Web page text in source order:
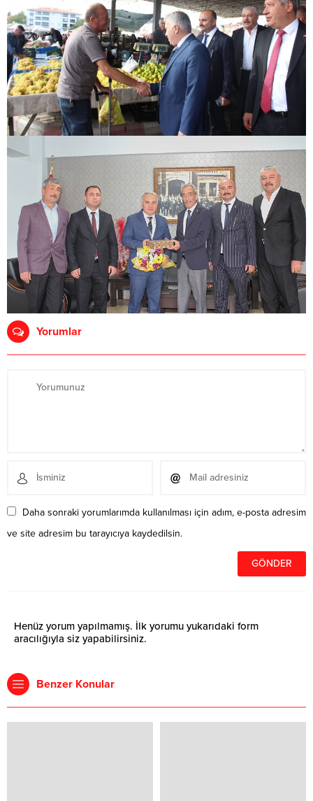
Yorumlar
Daha sonraki yorumlarımda kullanılması için adım, e-posta adresim
ve site adresim bu tarayıcıya kaydedilsin.
Henüz yorum yapılmamış. İlk yorumu yukarıdaki form
aracılığıyla siz yapabilirsiniz.
Benzer Konular